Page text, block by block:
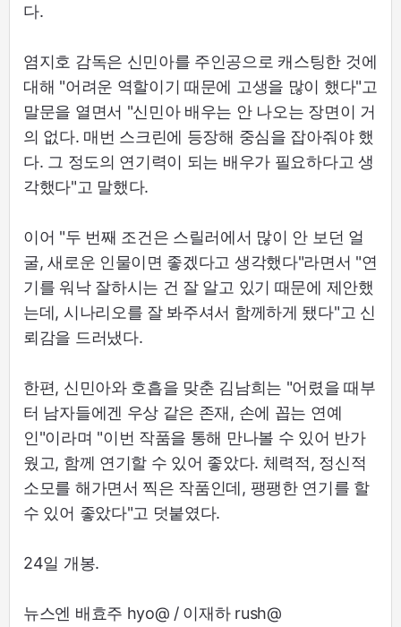
다.
염지호 감독은 신민아를 주인공으로 캐스팅한 것에
대해 "어려운 역할이기 때문에 고생을 많이 했다"고
말문을 열면서 "신민아 배우는 안 나오는 장면이 거
의 없다. 매번 스크린에 등장해 중심을 잡아줘야 했
다. 그 정도의 연기력이 되는 배우가 필요하다고 생
각했다"고 말했다.
이어 "두 번째 조건은 스릴러에서 많이 안 보던 얼
굴, 새로운 인물이면 좋겠다고 생각했다"라면서 "연
기를 워낙 잘하시는 건 잘 알고 있기 때문에 제안했
는데, 시나리오를 잘 봐주셔서 함께하게 됐다"고 신
뢰감을 드러냈다.
한편, 신민아와 호흡을 맞춘 김남희는 "어렸을 때부
터 남자들에겐 우상 같은 존재, 손에 꼽는 연예
인"이라며 "이번 작품을 통해 만나볼 수 있어 반가
웠고, 함께 연기할 수 있어 좋았다. 체력적, 정신적
소모를 해가면서 찍은 작품인데, 팽팽한 연기를 할
수 있어 좋았다"고 덧붙였다.
24일 개봉.
뉴스엔 배효주 hyo@ / 이재하 rush@